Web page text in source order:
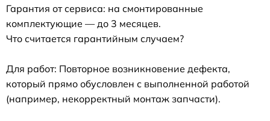
Гарантия от сервиса: на смонтированные
комплектующие — до 3 месяцев.
Что считается гарантийным случаем?
Для работ: Повторное возникновение дефекта,
который прямо обусловлен с выполненной работой
(например, некорректный монтаж запчасти).